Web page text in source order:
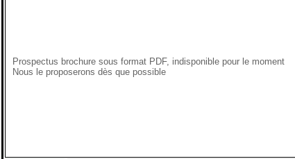
Prospectus brochure sous format PDF, indisponible pour le moment
Nous le proposerons dès que possible